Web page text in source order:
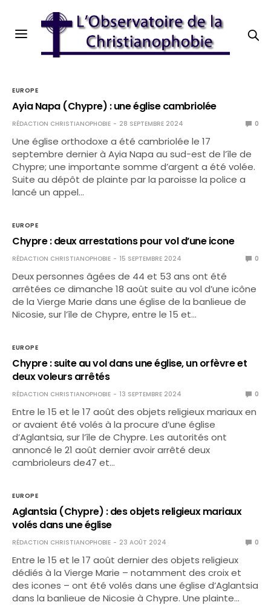
EUROPE
Ayia Napa (Chypre) : une église cambriolée
RÉDACTION CHRISTIANOPHOBIE 28 SEPTEMBRE 2024 0
Une église orthodoxe a été cambriolée le 17
septembre dernier à Ayia Napa au sud-est de l’île de
Chypre; une importante somme d’argent a été volée.
Suite au dépôt de plainte par la paroisse la police a
lancé un appel…
EUROPE
Chypre : deux arrestations pour vol d’une icone
RÉDACTION CHRISTIANOPHOBIE 15 SEPTEMBRE 2024 0
Deux personnes âgées de 44 et 53 ans ont été
arrêtées ce dimanche 18 août suite au vol d’une icône
de la Vierge Marie dans une église de la banlieue de
Nicosie, sur l’île de Chypre, entre le 15 et…
EUROPE
Chypre : suite au vol dans une église, un orfèvre et
deux voleurs arrêtés
RÉDACTION CHRISTIANOPHOBIE 13 SEPTEMBRE 2024 0
Entre le 15 et le 17 août des objets religieux mariaux en
or avaient été volés à la procure d’une église
d’Aglantsia, sur l’île de Chypre. Les autorités ont
annoncé le 21 août dernier avoir arrêté deux
cambrioleurs de47 et…
EUROPE
Aglantsia (Chypre) : des objets religieux mariaux
volés dans une église
RÉDACTION CHRISTIANOPHOBIE 23 AOÛT 2024 0
Entre le 15 et le 17 août dernier des objets religieux
dédiés à la Vierge Marie – notamment des croix et
des icones – ont été volés dans une église d’Aglantsia
dans la banlieue de Nicosie à Chypre. Une plainte…